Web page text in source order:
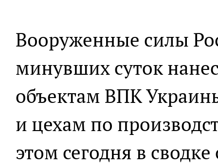
Вооруженные силы
минувших суток
объектам ВПК
и цехам по
этом сегодня в